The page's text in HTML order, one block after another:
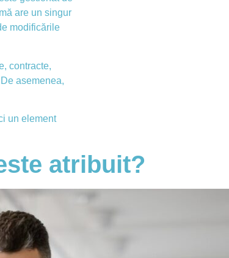
are un singur
modificările
contracte,
asemenea,
un element
atribuit?